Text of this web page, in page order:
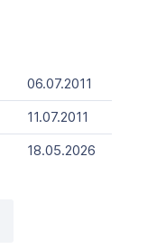
06.07.2011
11.07.2011
18.05.2026